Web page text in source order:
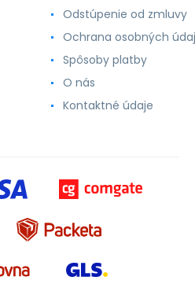
Odstúpenie od zmluvy
Ochrana osobných
Spôsoby platby
O nás
Kontaktné údaje